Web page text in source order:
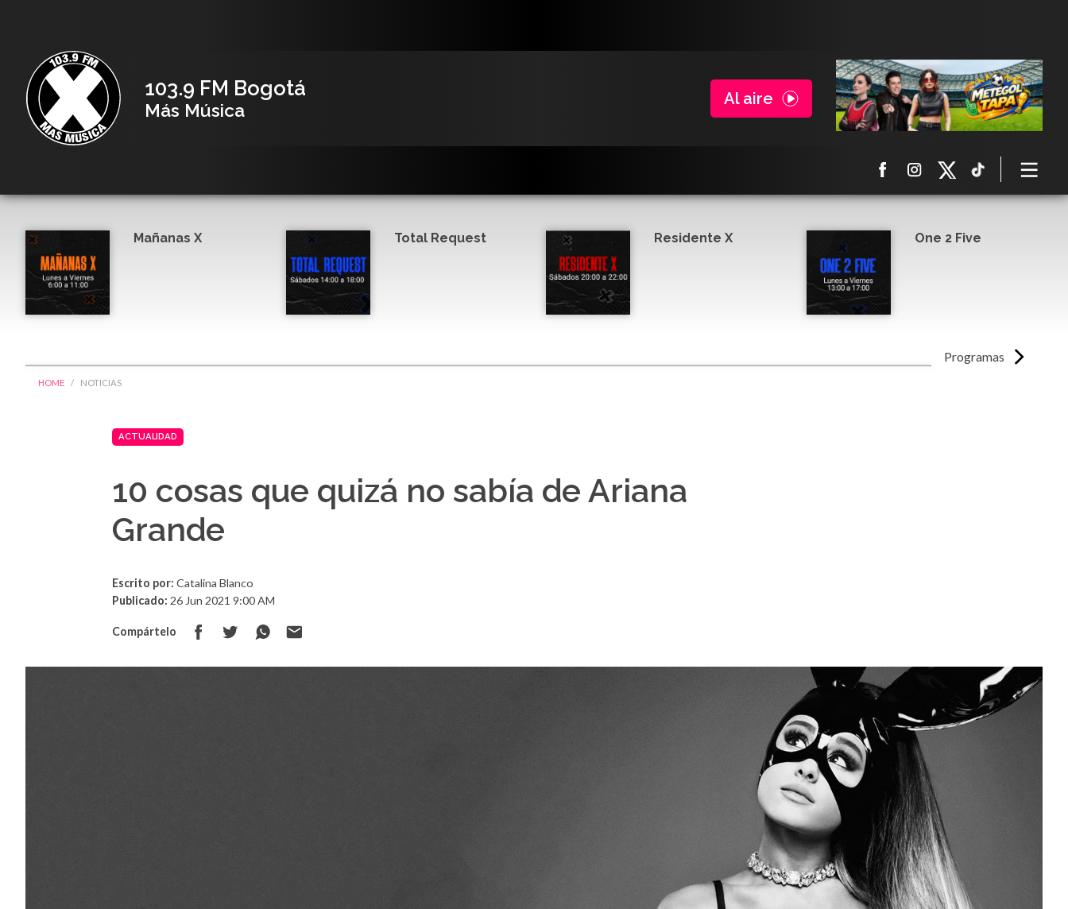
103.9 FM Bogotá
Más Música
Al aire
Programas
Mañanas X Total Request Residente X One 2 Five
HOME NOTICIAS
ACTUALIDAD
10 cosas que quizá no sabía de Ariana
Grande
Escrito por: Catalina Blanco
Publicado: 26 Jun 2021 9:00 AM
Compártelo